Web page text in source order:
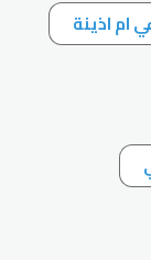
ام اذينة